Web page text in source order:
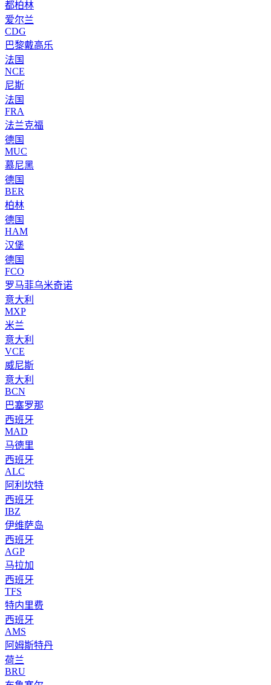
都柏林
爱尔兰
CDG
巴黎戴高乐
法国
NCE
尼斯
法国
FRA
法兰克福
德国
MUC
慕尼黑
德国
BER
柏林
德国
HAM
汉堡
德国
FCO
罗马菲乌米奇诺
意大利
MXP
米兰
意大利
VCE
威尼斯
意大利
BCN
巴塞罗那
西班牙
MAD
马德里
西班牙
ALC
阿利坎特
西班牙
IBZ
伊维萨岛
西班牙
AGP
马拉加
西班牙
TFS
特内里费
西班牙
AMS
阿姆斯特丹
荷兰
BRU